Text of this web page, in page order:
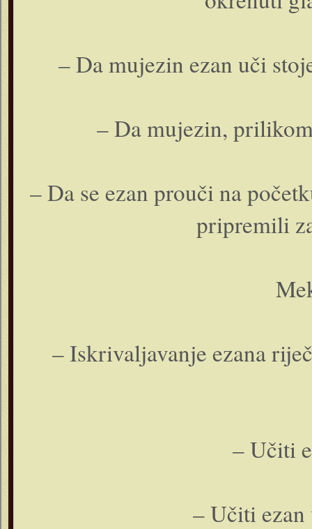
– Da mujezin ezan uči
– Da mujezin,
– Da se ezan prouči na
pripremili
– Iskrivaljavanje ezana
– Učiti
– Učiti